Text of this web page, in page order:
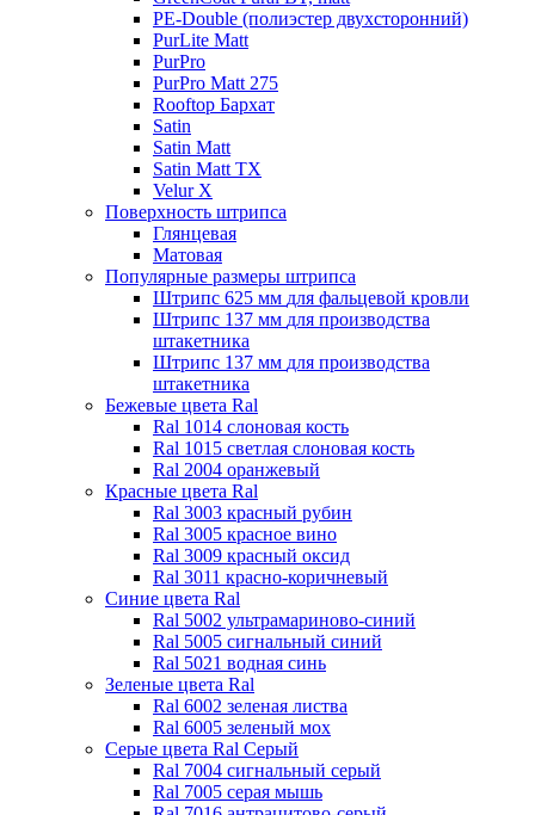
PE-Double (полиэстер двухсторонний)
PurLite Мatt
PurPro
PurPro Matt 275
Rooftop Бархат
Satin
Satin Мatt
Satin Matt TX
Velur X
Поверхность штрипса
Глянцевая
Матовая
Популярные размеры штрипса
Штрипс 625 мм для фальцевой кровли
Штрипс 137 мм для производства
штакетника
Штрипс 137 мм для производства
штакетника
Бежевые цвета Ral
Ral 1014 слоновая кость
Ral 1015 светлая слоновая кость
Ral 2004 оранжевый
Красные цвета Ral
Ral 3003 красный рубин
Ral 3005 красное вино
Ral 3009 красный оксид
Ral 3011 красно-коричневый
Синие цвета Ral
Ral 5002 ультрамариново-синий
Ral 5005 сигнальный синий
Ral 5021 водная синь
Зеленые цвета Ral
Ral 6002 зеленая листва
Ral 6005 зеленый мох
Серые цвета Ral Серый
Ral 7004 сигнальный серый
Ral 7005 серая мышь